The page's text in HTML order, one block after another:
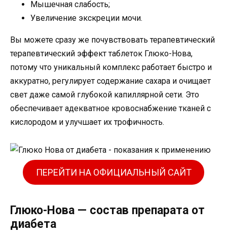
Мышечная слабость;
Увеличение экскреции мочи.
Вы можете сразу же почувствовать терапевтический
терапевтический эффект таблеток Глюко-Нова,
потому что уникальный комплекс работает быстро и
аккуратно, регулирует содержание сахара и очищает
свет даже самой глубокой капиллярной сети. Это
обеспечивает адекватное кровоснабжение тканей с
кислородом и улучшает их трофичность.
ПЕРЕЙТИ НА ОФИЦИАЛЬНЫЙ САЙТ
Глюко-Нова — состав препарата от
диабета